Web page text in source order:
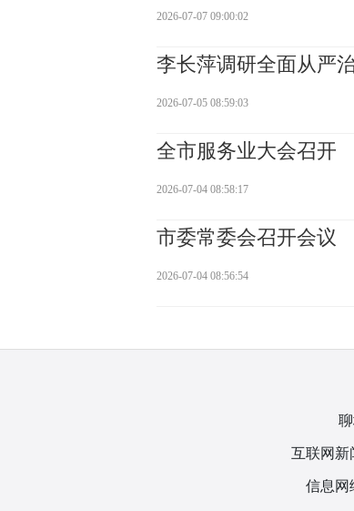
2026-07-07 09:00:02
李长萍调研全面从严
2026-07-05 08:59:03
全市服务业大会召开
2026-07-04 08:58:17
市委常委会召开会议
2026-07-04 08:56:54
互联网新
信息网